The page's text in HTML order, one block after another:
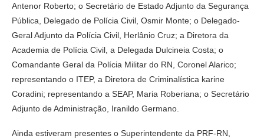
Antenor Roberto; o Secretário de Estado Adjunto da Segurança
Pública, Delegado de Polícia Civil, Osmir Monte; o Delegado-
Geral Adjunto da Polícia Civil, Herlânio Cruz; a Diretora da
Academia de Polícia Civil, a Delegada Dulcineia Costa; o
Comandante Geral da Polícia Militar do RN, Coronel Alarico;
representando o ITEP, a Diretora de Criminalística karine
Coradini; representando a SEAP, Maria Roberiana; o Secretário
Adjunto de Administração, Iranildo Germano.
Ainda estiveram presentes o Superintendente da PRF-RN,